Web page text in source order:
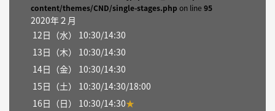
content/themes/CND/single-stages.php on line 95
2020年２月
12日（水） 10:30/14:30
13日（木） 10:30/14:30
14日（金） 10:30/14:30
15日（土） 10:30/14:30/18:00
16日（日） 10:30/14:30★